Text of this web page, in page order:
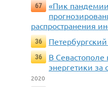
67
«Пик
распространения
36
36
В Севастополе
энергетики за
2020